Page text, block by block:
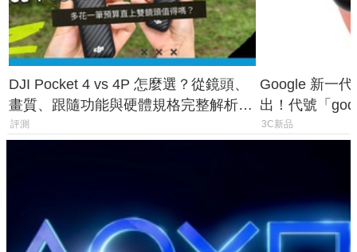
DJI Pocket 4 vs 4P 怎麼選？從鏡頭、
畫質、跟隨功能與硬體規格完整解析，
一次看懂兩台差異
評測
Google 新一
出！代號「
鎖定 AI 應用
3C新品